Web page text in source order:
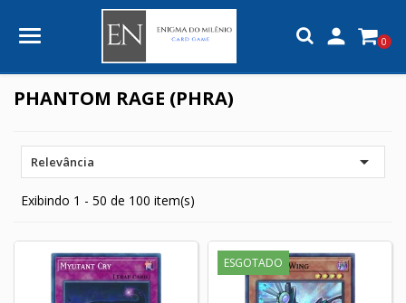
 0
PHANTOM RAGE (PHRA)
Relevância 
Exibindo 1 - 50 de 100 item(s)
ESGOTADO